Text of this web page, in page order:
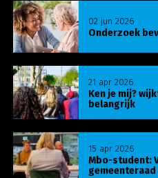
Onderzoek
02 jun 2026
Lees meer over
Ken je mij?
belangrijk
21 apr 2026
Lees meer over Ken je
Mbo-student:
gemeenteraad
15 apr 2026
Lees meer over Mbo-